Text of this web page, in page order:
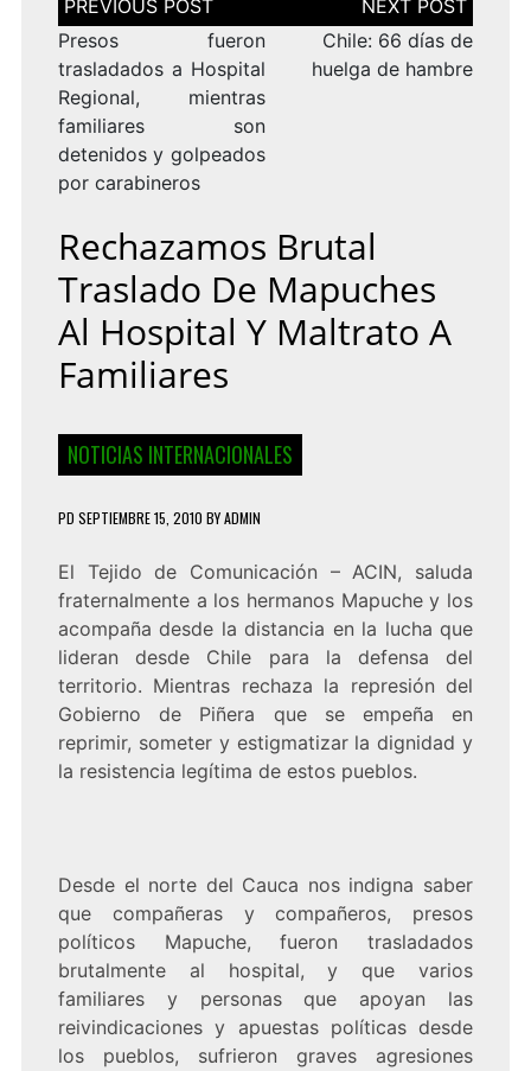
de
entradas
Presos fueron
trasladados a Hospital
Regional, mientras
familiares son
detenidos y golpeados
por carabineros
Chile: 66 días de
huelga de hambre
Rechazamos Brutal
Traslado De Mapuches
Al Hospital Y Maltrato A
Familiares
NOTICIAS INTERNACIONALES
PD SEPTIEMBRE 15, 2010 BYADMIN
El Tejido de Comunicación – ACIN, saluda
fraternalmente a los hermanos Mapuche y los
acompaña desde la distancia en la lucha que
lideran desde Chile para la defensa del
territorio. Mientras rechaza la represión del
Gobierno de Piñera que se empeña en
reprimir, someter y estigmatizar la dignidad y
la resistencia legítima de estos pueblos.
Desde el norte del Cauca nos indigna saber
que compañeras y compañeros, presos
políticos Mapuche, fueron trasladados
brutalmente al hospital, y que varios
familiares y personas que apoyan las
reivindicaciones y apuestas políticas desde
los pueblos, sufrieron graves agresiones